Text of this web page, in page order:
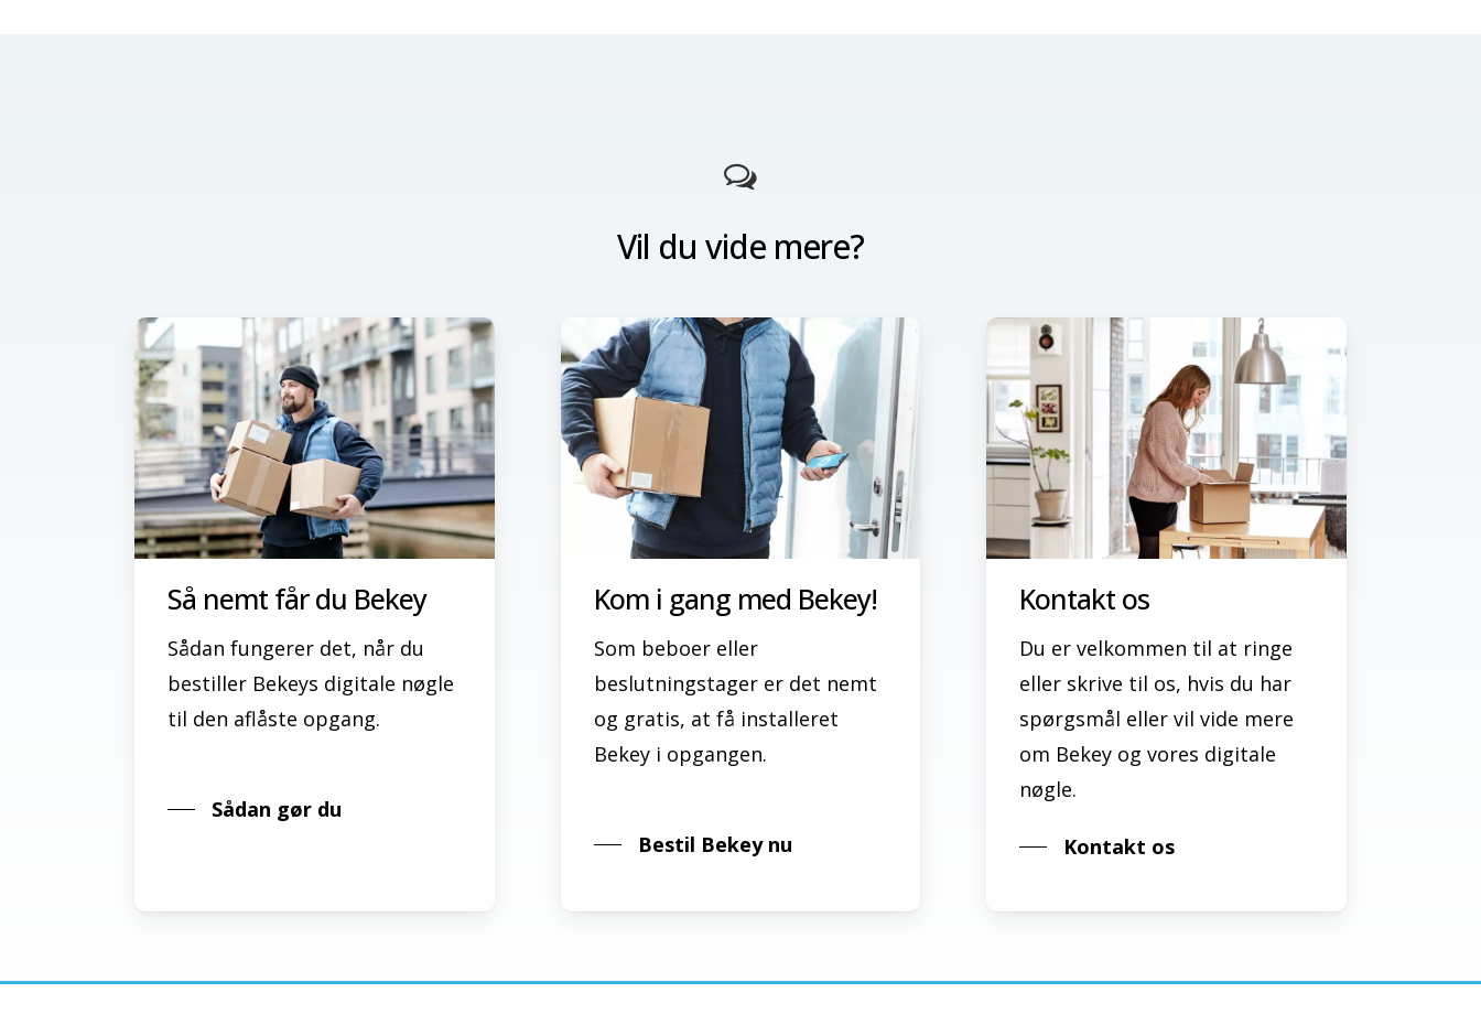
Vil du vide mere?
Så nemt får du Bekey
Sådan fungerer det, når du
bestiller Bekeys digitale nøgle
til den aflåste opgang.
Sådan gør du
Kom i gang med Bekey!
Som beboer eller
beslutningstager er det nemt
og gratis, at få installeret
Bekey i opgangen.
Bestil Bekey nu
Kontakt os
Du er velkommen til at ringe
eller skrive til os, hvis du har
spørgsmål eller vil vide mere
om Bekey og vores digitale
nøgle.
Kontakt os